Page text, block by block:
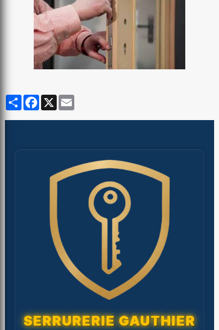
PartagerFacebook
X
SERRURERIE GAUTHIER